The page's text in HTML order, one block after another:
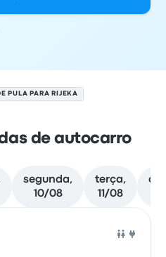
PULA PARA RIJEKA
de autocarro
segunda,
10/08
terça,
11/08